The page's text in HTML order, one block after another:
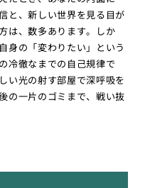
と、新しい世界を見る目が
は、数多あります。しか
身の「変わりたい」という
冷徹なまでの自己規律で
い光の射す部屋で深呼吸を
の一片のゴミまで、戦い抜